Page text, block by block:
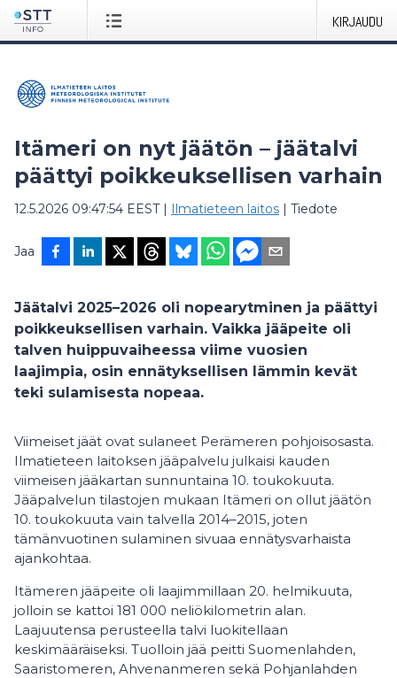
KIRJAUDU
Itämeri on nyt jäätön – jäätalvi
päättyi poikkeuksellisen varhain
12.5.2026 09:47:54 EEST| Ilmatieteen laitos | Tiedote
Jaa
Jäätalvi 2025–2026 oli nopearytminen ja päättyi
poikkeuksellisen varhain. Vaikka jääpeite oli
talven huippuvaiheessa viime vuosien
laajimpia, osin ennätyksellisen lämmin kevät
teki sulamisesta nopeaa.
Viimeiset jäät ovat sulaneet Perämeren pohjoisosasta.
Ilmatieteen laitoksen jääpalvelu julkaisi kauden
viimeisen jääkartan sunnuntaina 10. toukokuuta.
Jääpalvelun tilastojen mukaan Itämeri on ollut jäätön
10. toukokuuta vain talvella 2014–2015, joten
tämänvuotinen sulaminen sivuaa ennätysvarhaista
ajankohtaa.
Itämeren jääpeite oli laajimmillaan 20. helmikuuta,
jolloin se kattoi 181 000 neliökilometrin alan.
Laajuutensa perusteella talvi luokitellaan
keskimääräiseksi. Tuolloin jää peitti Suomenlahden,
Saaristomeren, Ahvenanmeren sekä Pohjanlahden